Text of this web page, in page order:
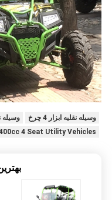
وسیله نقلیه ابزار 4 چرخ
وسیله
4 Seat Utility Vehicles